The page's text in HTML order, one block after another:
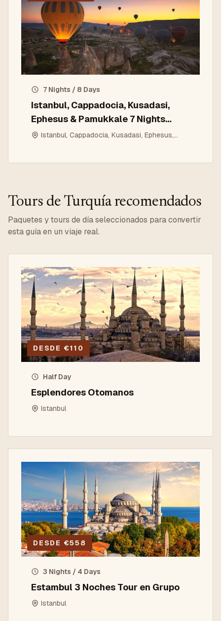
7 Nights / 8 Days
Istanbul, Cappadocia, Kusadasi,
Ephesus & Pamukkale 7 Nights
Group Tour
Istanbul, Cappadocia, Kusadasi, Ephesus,
Tours de Turquía recomendados
Paquetes y tours de día seleccionados para convertir
esta guía en un viaje real.
DESDE €110
Half Day
Esplendores Otomanos
Istanbul
DESDE €558
3 Nights / 4 Days
Estambul 3 Noches Tour en Grupo
Istanbul